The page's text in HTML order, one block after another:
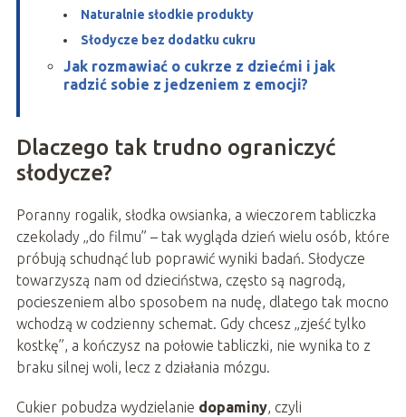
Naturalnie słodkie produkty
Słodycze bez dodatku cukru
Jak rozmawiać o cukrze z dziećmi i jak
radzić sobie z jedzeniem z emocji?
Dlaczego tak trudno ograniczyć
słodycze?
Poranny rogalik, słodka owsianka, a wieczorem tabliczka
czekolady „do filmu” – tak wygląda dzień wielu osób, które
próbują schudnąć lub poprawić wyniki badań. Słodycze
towarzyszą nam od dzieciństwa, często są nagrodą,
pocieszeniem albo sposobem na nudę, dlatego tak mocno
wchodzą w codzienny schemat. Gdy chcesz „zjeść tylko
kostkę”, a kończysz na połowie tabliczki, nie wynika to z
braku silnej woli, lecz z działania mózgu.
Cukier pobudza wydzielanie dopaminy, czyli